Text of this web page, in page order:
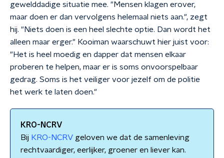
gewelddadige situatie mee. "Mensen klagen erover,
maar doen er dan vervolgens helemaal niets aan.", zegt
hij. "Niets doen is een heel slechte optie. Dan wordt het
alleen maar erger." Kooiman waarschuwt hier juist voor:
"Het is heel moedig en dapper dat mensen elkaar
proberen te helpen, maar er is soms onvoorspelbaar
gedrag. Soms is het veiliger voor jezelf om de politie
het werk te laten doen."
KRO-NCRV
Bij KRO-NCRV geloven we dat de samenleving
rechtvaardiger, eerlijker, groener en liever kan.